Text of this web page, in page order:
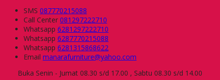
SMS 087770215088
Call Center 081297222710
Whatsapp 6281297222710
Whatsapp 6287770215088
Whatsapp 6281315868622
Email manarafurniture@yahoo.com
Buka Senin - Jumat 08.30 s/d 17.00 , Sabtu 08.30 s/d 14.00